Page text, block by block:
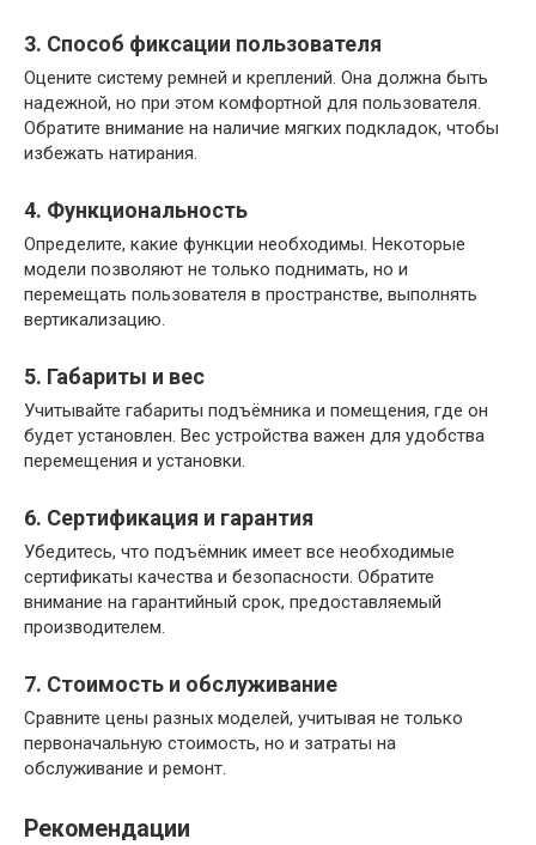
3. Способ фиксации пользователя
Оцените систему ремней и креплений. Она должна быть
надежной, но при этом комфортной для пользователя.
Обратите внимание на наличие мягких подкладок, чтобы
избежать натирания.
4. Функциональность
Определите, какие функции необходимы. Некоторые
модели позволяют не только поднимать, но и
перемещать пользователя в пространстве, выполнять
вертикализацию.
5. Габариты и вес
Учитывайте габариты подъёмника и помещения, где он
будет установлен. Вес устройства важен для удобства
перемещения и установки.
6. Сертификация и гарантия
Убедитесь, что подъёмник имеет все необходимые
сертификаты качества и безопасности. Обратите
внимание на гарантийный срок, предоставляемый
производителем.
7. Стоимость и обслуживание
Сравните цены разных моделей, учитывая не только
первоначальную стоимость, но и затраты на
обслуживание и ремонт.
Рекомендации